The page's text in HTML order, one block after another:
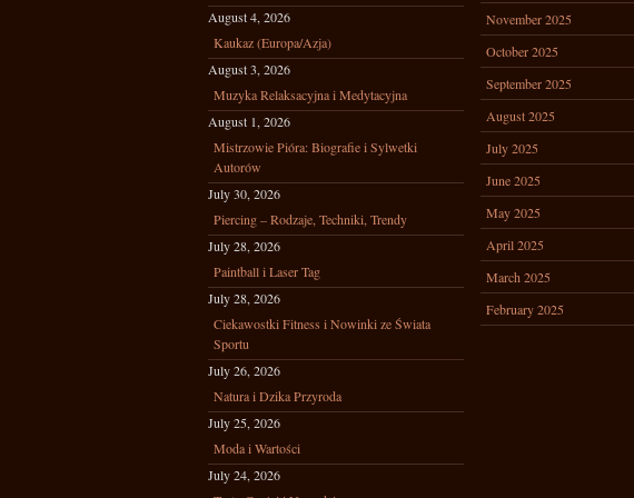
August 4, 2026
Kaukaz (Europa/Azja)
August 3, 2026
Muzyka Relaksacyjna i Medytacyjna
August 1, 2026
Mistrzowie Pióra: Biografie i Sylwetki
Autorów
July 30, 2026
Piercing – Rodzaje, Techniki, Trendy
July 28, 2026
Paintball i Laser Tag
July 28, 2026
Ciekawostki Fitness i Nowinki ze Świata
Sportu
July 26, 2026
Natura i Dzika Przyroda
July 25, 2026
Moda i Wartości
July 24, 2026
November 2025
October 2025
September 2025
August 2025
July 2025
June 2025
May 2025
April 2025
March 2025
February 2025